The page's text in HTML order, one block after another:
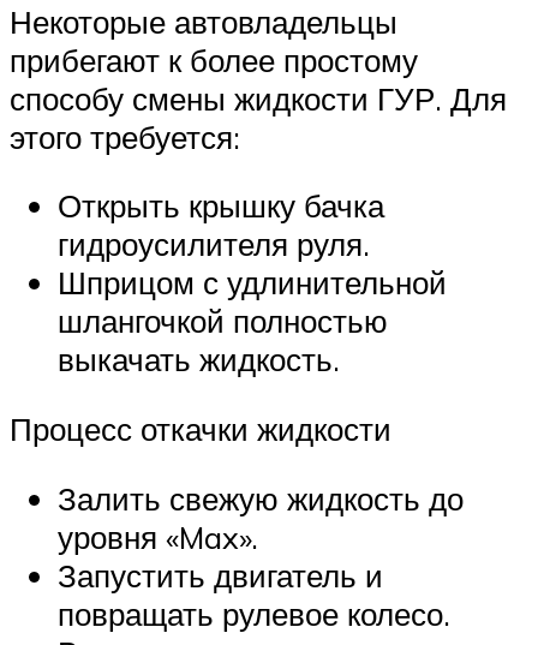
Некоторые автовладельцы
прибегают к более простому
способу смены жидкости ГУР. Для
этого требуется:
Открыть крышку бачка
гидроусилителя руля.
Шприцом с удлинительной
шлангочкой полностью
выкачать жидкость.
Процесс откачки жидкости
Залить свежую жидкость до
уровня «Max».
Запустить двигатель и
повращать рулевое колесо.